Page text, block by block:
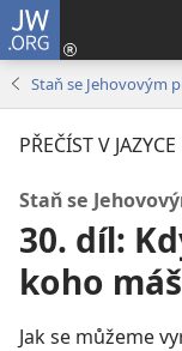
JW.ORG
Staň se Jehovovým
PŘEČÍST V JAZYCE
Staň se
30. díl:
koho
Jak se můžeme